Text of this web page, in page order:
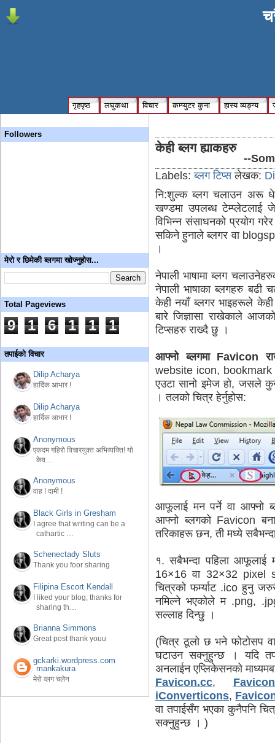
गृहपृष्ठ लघुकथा विचार कम्प्युटर कुना हास्य व्यङ्ग्य
Followers
मेरो र छिमेकी ब्लगमा खोज्नुहोस...
Total Pageviews
9 1 6 1 1 1
तपाईको विचार
Dilip Acharya
हार्दिक आभार !
Dilip Acharya
हार्दिक आभार !
Anonymous
एकदम गहिरो विचारयुक्त अभिव्यक्ति! यो
केव…
Anonymous
वाह ! दामी !
Black Girls in Gresham
I agree that writing can be a
cathartic …
Schenectady Sluts
Thank you foor sharing
Filipina Escort Kendall
I liked your blog, thanks for
sharing th…
Brianna Simmons
Great post thank youu
gckarki.wordpress.com
mankakura
मेरो व्लग चलेन
केही ब्लग ह्याकहरु
--
Labels:ब्लग टिप्स लेखक:
नि:शुल्क ब्लग चलाउन अरू
खण्डमा उपलब्ध टेम्प्लेटलाई
विभिन्न संसाधनको प्रयोग
सकिने हुनाले ब्लगर वा
।
नेपाली भाषामा ब्लग
नेपाली भाषाका ब्लगहरु
केही नयाँ ब्लगर भाइहरूले
बारे जिज्ञासा राखेकाले
टिप्सहरु राख्दै छु ।
आफ्नो ब्लगमा Favicon
website icon, bookmark
एउटा सानो इमेज हो, जसले
। तलको चित्र हेर्नुहोस:
आफूलाई मन पर्ने वा आफ्नो
आफ्नो ब्लगको Favicon
तरिकाहरू छन, ती मध्ये
१. सबैभन्दा पहिला आफूलाई
16×16 वा 32×32 pixel
चित्रको फर्म्याट .ico हुनु
नमिल्ने भएकोले म .png,
सल्लाह दिन्छु ।
(चित्र ठूलो छ भने फोटोसप
घटाउन सक्नुहुन्छ । यदि
अनलाईन एप्लिकेसनको
Favicon.cc,
iConverticons,
वा तपाईसँग भएका कुनैपनि
सक्नुहुन्छ । )